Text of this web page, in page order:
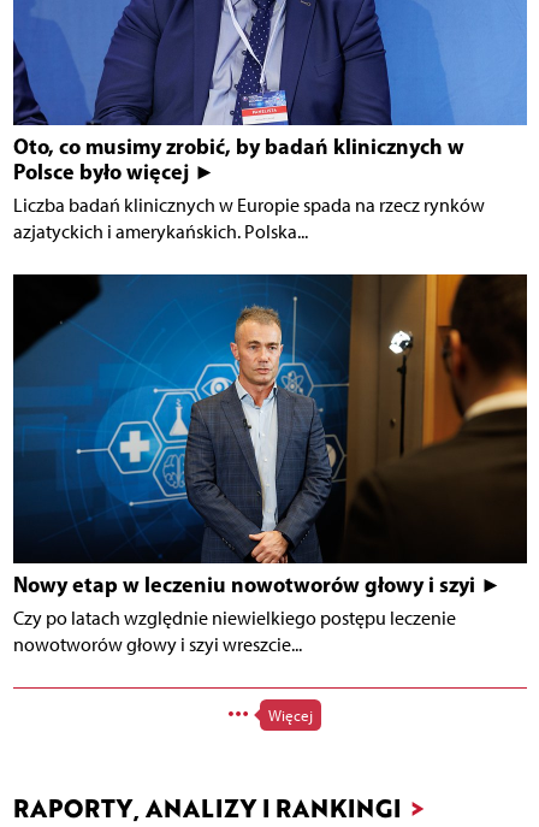
Oto, co musimy zrobić, by badań klinicznych w
Polsce było więcej ►
Liczba badań klinicznych w Europie spada na rzecz rynków
azjatyckich i amerykańskich. Polska...
Nowy etap w leczeniu nowotworów głowy i szyi ►
Czy po latach względnie niewielkiego postępu leczenie
nowotworów głowy i szyi wreszcie...
Więcej
RAPORTY, ANALIZY I RANKINGI >